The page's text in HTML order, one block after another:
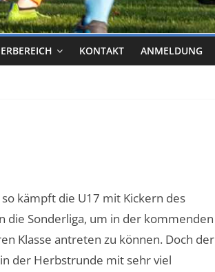
KONTAKT ANMELDUNG
kämpft die U17 mit Kickern des
die Sonderliga, um in der kommenden
Klasse antreten zu können. Doch der
der Herbstrunde mit sehr viel